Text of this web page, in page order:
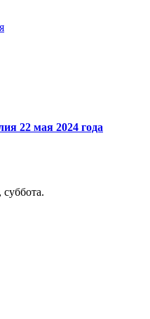
22 мая 2024 года
суббота.